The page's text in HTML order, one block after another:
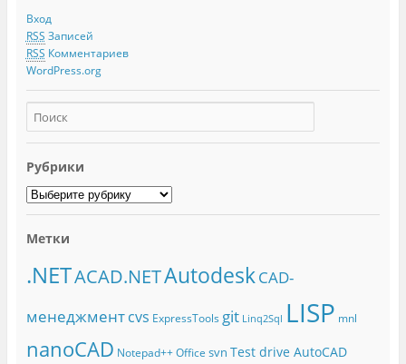
Вход
RSS Записей
RSS Комментариев
WordPress.org
Рубрики
Метки
.NETACAD.NETAutodeskCAD-
менеджмент cvs ExpressTools git Linq2Sql LISP mnl
nanoCAD Notepad++ Office svn Test drive AutoCAD